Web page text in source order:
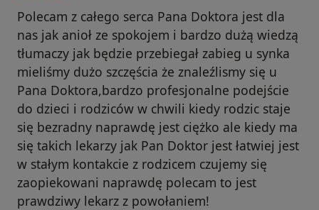
Polecam z całego serca Pana Doktora jest dla
nas jak anioł ze spokojem i bardzo dużą wiedzą
tłumaczy jak będzie przebiegał zabieg u synka
mieliśmy dużo szczęścia że znaleźlismy się u
Pana Doktora,bardzo profesjonalne podejście
do dzieci i rodziców w chwili kiedy rodzic staje
się bezradny naprawdę jest ciężko ale kiedy ma
się takich lekarzy jak Pan Doktor jest łatwiej jest
w stałym kontakcie z rodzicem czujemy się
zaopiekowani naprawdę polecam to jest
prawdziwy lekarz z powołaniem!